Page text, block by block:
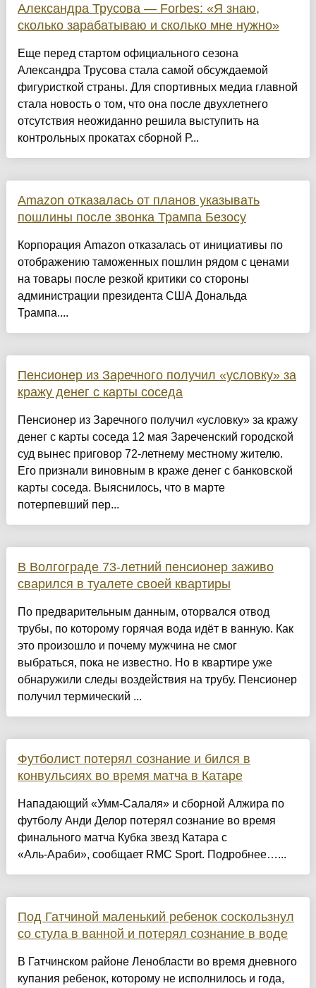
Александра Трусова — Forbes: «Я знаю,
сколько зарабатываю и сколько мне нужно»
Еще перед стартом официального сезона
Александра Трусова стала самой обсуждаемой
фигуристкой страны. Для спортивных медиа главной
стала новость о том, что она после двухлетнего
отсутствия неожиданно решила выступить на
контрольных прокатах сборной Р...
Amazon отказалась от планов указывать
пошлины после звонка Трампа Безосу
Корпорация Amazon отказалась от инициативы по
отображению таможенных пошлин рядом с ценами
на товары после резкой критики со стороны
администрации президента США Дональда
Трампа....
Пенсионер из Заречного получил «условку» за
кражу денег с карты соседа
Пенсионер из Заречного получил «условку» за кражу
денег с карты соседа 12 мая Зареченский городской
суд вынес приговор 72-летнему местному жителю.
Его признали виновным в краже денег с банковской
карты соседа. Выяснилось, что в марте
потерпевший пер...
В Волгограде 73-летний пенсионер заживо
сварился в туалете своей квартиры
По предварительным данным, оторвался отвод
трубы, по которому горячая вода идёт в ванную. Как
это произошло и почему мужчина не смог
выбраться, пока не известно. Но в квартире уже
обнаружили следы воздействия на трубу. Пенсионер
получил термический ...
Футболист потерял сознание и бился в
конвульсиях во время матча в Катаре
Нападающий «Умм‑Салаля» и сборной Алжира по
футболу Анди Делор потерял сознание во время
финального матча Кубка звезд Катара с
«Аль‑Араби», сообщает RMC Sport. Подробнее…...
Под Гатчиной маленький ребенок соскользнул
со стула в ванной и потерял сознание в воде
В Гатчинском районе Ленобласти во время дневного
купания ребенок, которому не исполнилось и года,